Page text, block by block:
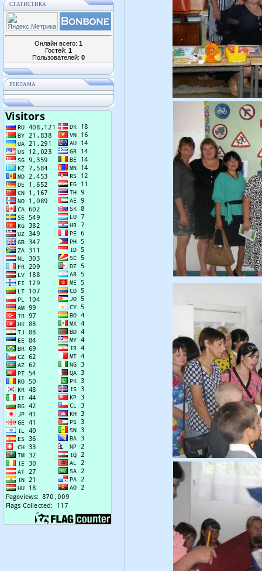
СТАТИСТИКА
Онлайн всего: 1
Гостей: 1
Пользователей: 0
РЕКЛАМА